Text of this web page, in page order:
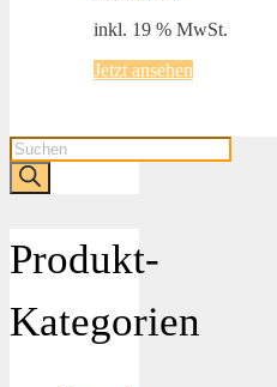
inkl. 19 % MwSt.
Jetzt ansehen
Products
search
Produkt-
Kategorien